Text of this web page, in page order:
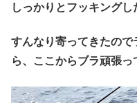
しっかりとフッキングし
すんなり寄ってきたの
ら、ここからブラ頑張っ